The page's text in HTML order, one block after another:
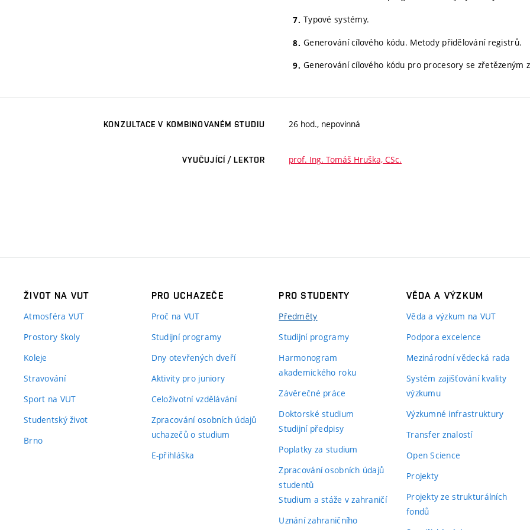
Typové systémy.
Generování cílového kódu. Metody přidělování registrů.
Generování cílového kódu pro procesory se zřetězeným
KONZULTACE V KOMBINOVANÉM STUDIU 26 hod., nepovinná
VYUČUJÍCÍ / LEKTOR prof. Ing. Tomáš Hruška, CSc.
ŽIVOT NA VUT
Atmosféra VUT
Prostory školy
Koleje
Stravování
Sport na VUT
Studentský život
Brno
PRO UCHAZEČE
Proč na VUT
Studijní programy
Dny otevřených dveří
Aktivity pro juniory
Celoživotní vzdělávání
Zpracování osobních údajů
uchazečů o studium
E-přihláška
PRO STUDENTY
Předměty
Studijní programy
Harmonogram
akademického roku
Závěrečné práce
Doktorské studium
Studijní předpisy
Poplatky za studium
Zpracování osobních údajů
studentů
Studium a stáže v zahraničí
Uznání zahraničního
VĚDA A VÝZKUM
Věda a výzkum na VUT
Podpora excelence
Mezinárodní vědecká rada
Systém zajišťování kvality
výzkumu
Výzkumné infrastruktury
Transfer znalostí
Open Science
Projekty
Projekty ze strukturálních
fondů